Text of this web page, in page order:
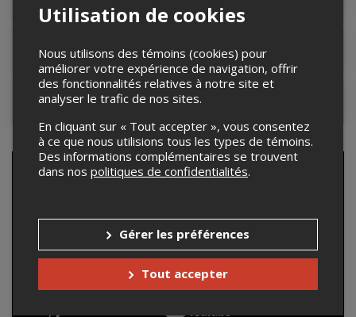
Lieu de l'événement
Contacter l'organisateur
Utilisation de cookies
Nous utilisons des témoins (cookies) pour
améliorer votre expérience de navigation, offrir
des fonctionnalités relatives à notre site et
analyser le trafic de nos sites.
En cliquant sur « Tout accepter », vous consentez
à ce que nous utilisions tous les types de témoins.
Des informations complémentaires se trouvent
dans nos politiques de confidentialités.
Gérer les préférences
Tout accepter